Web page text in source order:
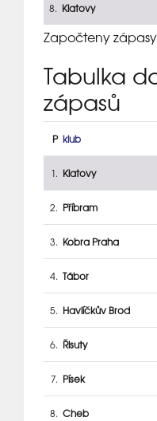
8. Klatovy
Započteny
Tabulka
zápasů
P klub
1. Klatovy
2. Příbram
3. Kobra Praha
4. Tábor
5. Havlíčkův Brod
6. Řisuty
7. Písek
8. Cheb